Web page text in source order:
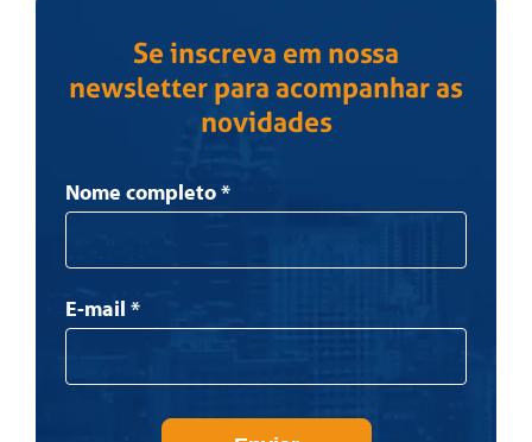
Se inscreva em nossa
newsletter para acompanhar as
novidades
Newsletter
Nome completo*
E-mail *